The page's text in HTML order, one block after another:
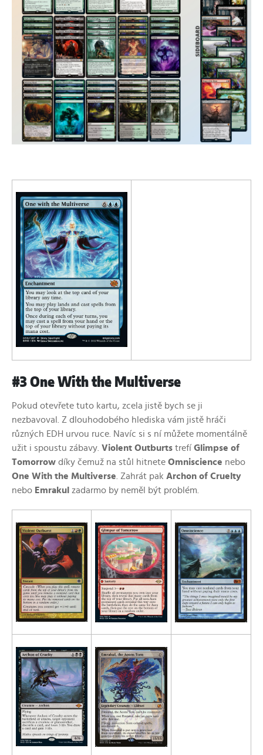
#3 One With the Multiverse
Pokud otevřete tuto kartu, zcela jistě bych se ji
nezbavoval. Z dlouhodobého hlediska vám jistě hráči
různých EDH urvou ruce. Navíc si s ní můžete momentálně
užit i spoustu zábavy. Violent Outburts trefí Glimpse of
Tomorrow díky čemuž na stůl hitnete Omniscience nebo
One With the Multiverse . Zahrát pak Archon of Cruelty
nebo Emrakul zadarmo by neměl být problém.